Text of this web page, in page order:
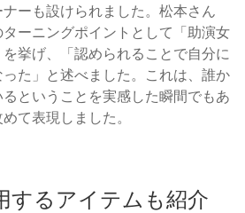
ーも設けられました。松本さん
ーニングポイントとして「助演女
挙げ、「認められることで自分に
た」と述べました。これは、誰か
ということを実感した瞬間でもあ
て表現しました。
するアイテムも紹介